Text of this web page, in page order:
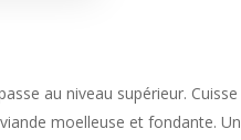
au niveau supérieur.
moelleuse et fondante.